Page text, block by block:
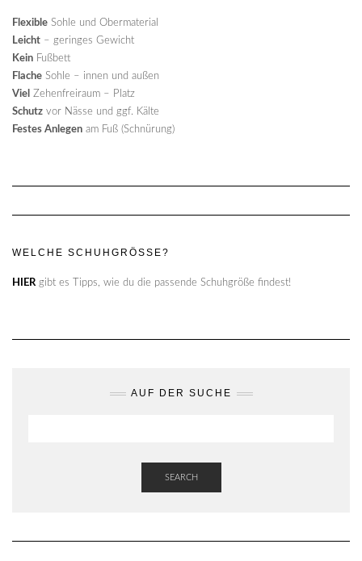
Flexible Sohle und Obermaterial
Leicht – geringes Gewicht
Kein Fußbett
Flache Sohle – innen und außen
Viel Zehenfreiraum – Platz
Schutz vor Nässe und ggf. Kälte
Festes Anlegen am Fuß (Schnürung)
WELCHE SCHUHGRÖSSE?
HIERgibt es Tipps, wie du die passende Schuhgröße findest!
AUF DER SUCHE
SEARCH